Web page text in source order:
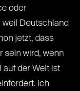
oder
weil Deutschland
jetzt, dass
sein wird, wenn
der Welt ist
Ich